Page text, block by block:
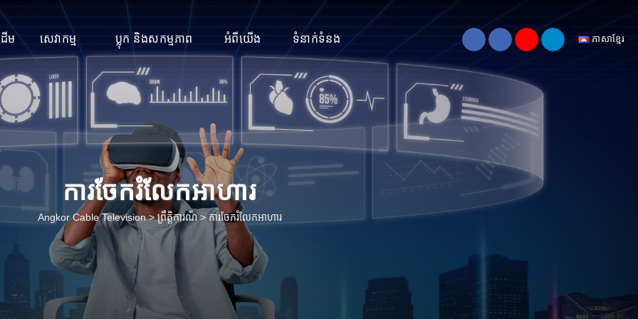
ើម សេវាកម្ម ប្លុក និងសកម្មភាព អំពីយើង ទំនាក់ទំនង ភាសាខ្មែរ
ការចែករំលែកអាហារ
Angkor Cable Television>ព្រឹត្តិការណ៍> ការចែករំលែកអាហារ